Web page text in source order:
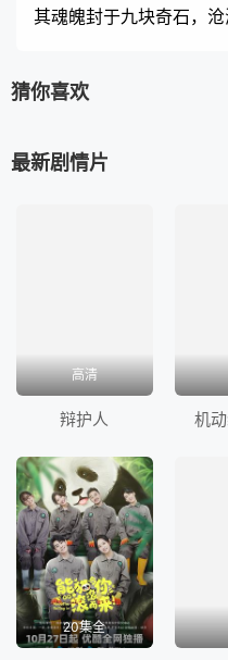
其魂魄封于九块奇石，
现代某都市，屌丝小帅厄
见鬼，噩梦不断。 为此
约而同来救梦凡。 通天
否成功拯救爱人......通天
上演......</p>
猜你喜欢
最新剧情片
高清
辩护人 机
20集全